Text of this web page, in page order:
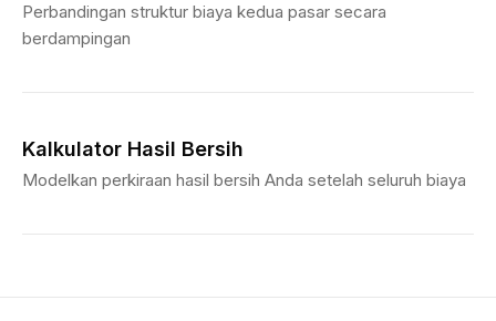
Perbandingan struktur biaya kedua pasar secara
berdampingan
Kalkulator Hasil Bersih
Modelkan perkiraan hasil bersih Anda setelah seluruh biaya